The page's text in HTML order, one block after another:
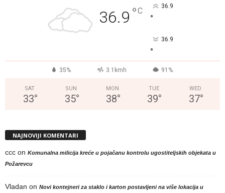
36.9 °C 36.9
°
36.9
°
35% 3.1kmh 91%
SAT
33°
SUN
35°
MON
38°
TUE
39°
WED
37°
NAJNOVIJI KOMENTARI
ccc on Komunalna milicija kreće u pojačanu kontrolu ugostiteljskih objekata u
Požarevcu
Vladan on Novi kontejneri za staklo i karton postavljeni na više lokacija u